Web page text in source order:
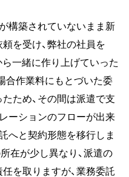
構築されていないまま新
を受け、弊社の社員を
一緒に作り上げていった
合作業料にもとづいた委
ため、その間は派遣で支
ーションのフローが出来
へと契約形態を移行しま
在が少し異なり、派遣の
を取りますが、業務委託